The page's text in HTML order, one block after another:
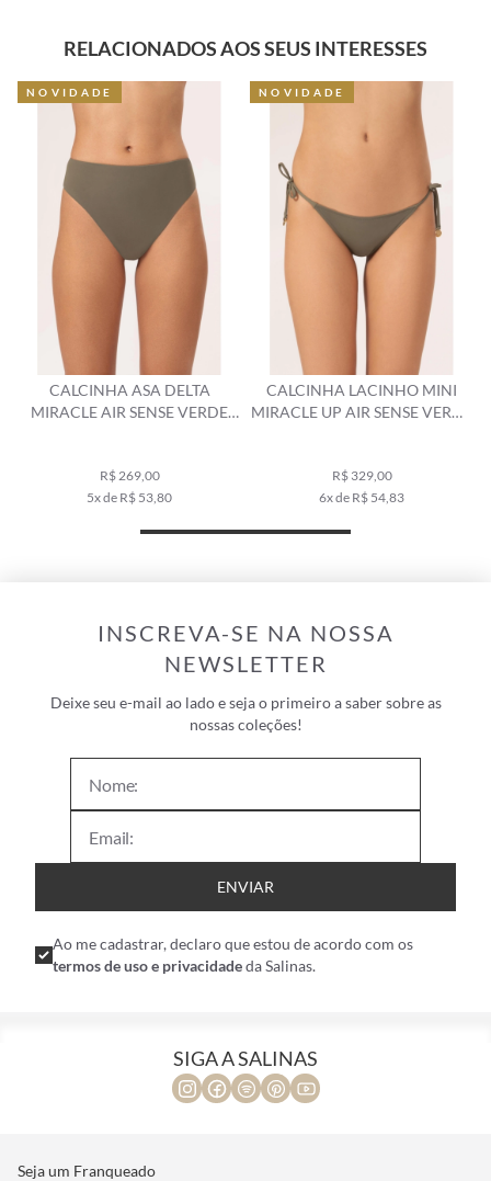
RELACIONADOS AOS SEUS INTERESSES
CALCINHA ASA DELTA
MIRACLE AIR SENSE VERDE
R$ 269,00
5x de R$ 53,80
NOVIDADE
CALCINHA LACINHO MINI
MIRACLE UP AIR SENSE VERDE
R$ 329,00
6x de R$ 54,83
NOVIDADE
INSCREVA-SE NA NOSSA
NEWSLETTER
Deixe seu e-mail ao lado e seja o primeiro a saber sobre as
nossas coleções!
ENVIAR
Ao me cadastrar, declaro que estou de acordo com os
termos de uso e privacidadeda Salinas.
SIGA A SALINAS
Seja um Franqueado